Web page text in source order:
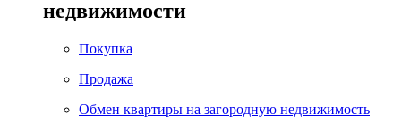
недвижимости
Покупка
Продажа
Обмен квартиры на загородную недвижимость